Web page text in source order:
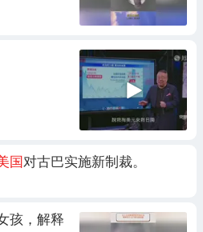
国 对古巴实施新制裁。
孩，解释